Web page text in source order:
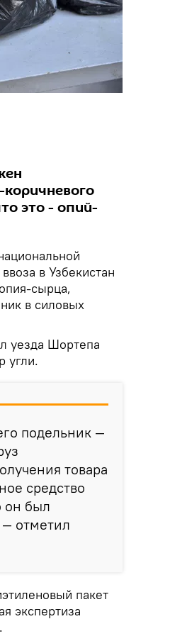
это - опий-
в Узбекистан
сырца,
в силовых
уезда Шортепа
угли.
подельник —
товара
средство
он был
отметил
пакет
экспертиза